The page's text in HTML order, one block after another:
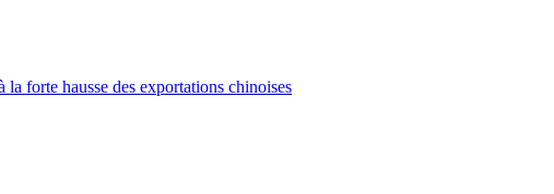
forte hausse des exportations chinoises